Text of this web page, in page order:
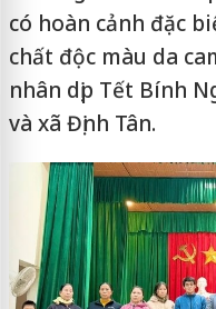
có hoàn cảnh đặc
chất độc màu da
nhân dịp Tết Bính
và xã Định Tân.